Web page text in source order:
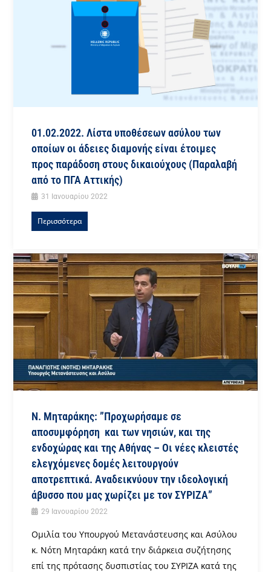
01.02.2022. Λίστα υποθέσεων ασύλου των
οποίων οι άδειες διαμονής είναι έτοιμες
προς παράδοση στους δικαιούχους (Παραλαβή
από το ΠΓΑ Αττικής)
31 Ιανουαρίου 2022
Περισσότερα
Ν. Μηταράκης: ”Προχωρήσαμε σε
αποσυμφόρηση και των νησιών, και της
ενδοχώρας και της Αθήνας – Οι νέες κλειστές
ελεγχόμενες δομές λειτουργούν
αποτρεπτικά. Αναδεικνύουν την ιδεολογική
άβυσσο που μας χωρίζει με τον ΣΥΡΙΖΑ”
29 Ιανουαρίου 2022
Ομιλία του Υπουργού Μετανάστευσης και Ασύλου
κ. Νότη Μηταράκη κατά την διάρκεια συζήτησης
επί της πρότασης δυσπιστίας του ΣΥΡΙΖΑ κατά της